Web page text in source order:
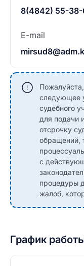
8(4842) 55-
E-mail
следующее
судебного
для подачи
отсрочку
обращений,
с
процедуры
жалоб,
График